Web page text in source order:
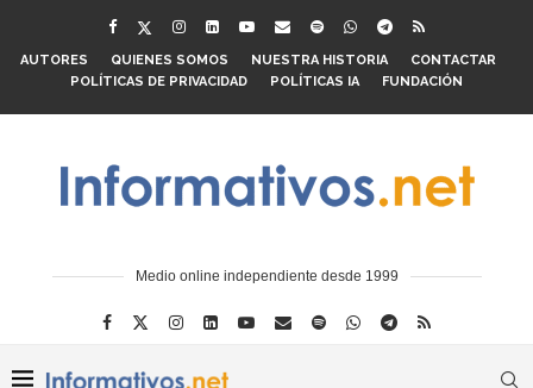
AUTORES QUIENES SOMOS NUESTRA HISTORIA
CONTACTAR
POLÍTICAS DE PRIVACIDAD
POLÍTICAS IA FUNDACIÓN
Medio online independiente desde 1999